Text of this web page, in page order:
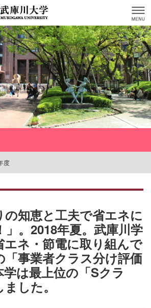
度
の知恵と工夫で省エネに
。2018年夏。武庫川学
エネ・節電に取り組んで
「事業者クラス分け評価
は最上位の「Sクラ
した。